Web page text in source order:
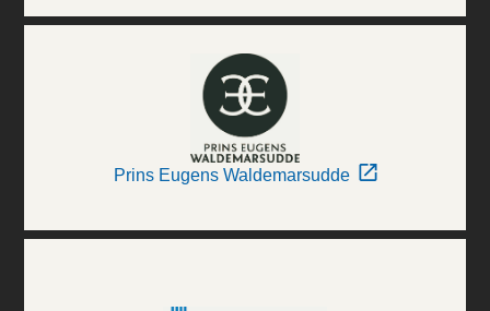
Prins Eugens Waldemarsudde